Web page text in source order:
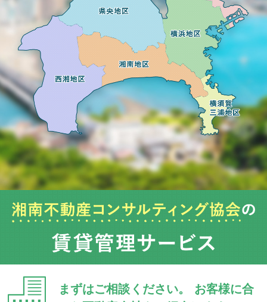
まずはご相談ください。
お客様に合